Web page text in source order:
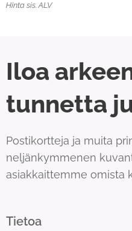
Hinta sis. ALV
Iloa
tunnetta
Postikortteja ja muita
neljänkymmenen
asiakkaittemme omista
Tietoa